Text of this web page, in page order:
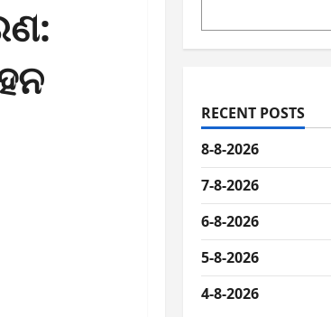
RECENT POSTS
8-8-2026
7-8-2026
6-8-2026
5-8-2026
4-8-2026